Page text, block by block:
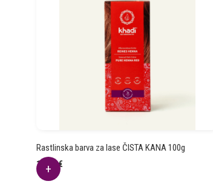
Rastlinska barva za lase ČISTA KANA 100g
12.94€